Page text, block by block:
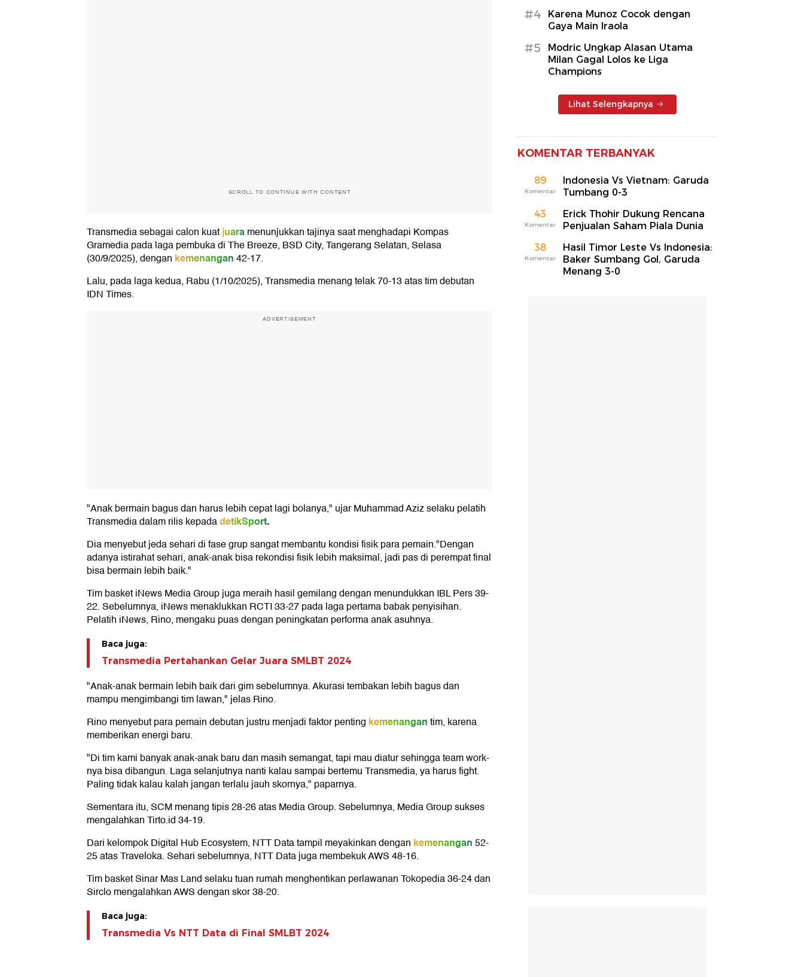
SCROLL TO CONTINUE WITH CONTENT
Transmedia sebagai calon kuatjuaramenunjukkan tajinya saat menghadapi Kompas
Gramedia pada laga pembuka di The Breeze, BSD City, Tangerang Selatan, Selasa
(30/9/2025), dengan kemenangan42-17.
Lalu, pada laga kedua, Rabu (1/10/2025), Transmedia menang telak 70-13 atas tim debutan
IDN Times.
ADVERTISEMENT
"Anak bermain bagus dan harus lebih cepat lagi bolanya," ujar Muhammad Aziz selaku pelatih
Transmedia dalam rilis kepadadetikSport.
Dia menyebut jeda sehari di fase grup sangat membantu kondisi fisik para pemain."Dengan
adanya istirahat sehari, anak-anak bisa rekondisi fisik lebih maksimal, jadi pas di perempat final
bisa bermain lebih baik."
Tim basket iNews Media Group juga meraih hasil gemilang dengan menundukkan IBL Pers 39-
22. Sebelumnya, iNews menaklukkan RCTI 33-27 pada laga pertama babak penyisihan.
Pelatih iNews, Rino, mengaku puas dengan peningkatan performa anak asuhnya.
Baca juga:
Transmedia Pertahankan Gelar Juara SMLBT 2024
"Anak-anak bermain lebih baik dari gim sebelumnya. Akurasi tembakan lebih bagus dan
mampu mengimbangi tim lawan," jelas Rino.
Rino menyebut para pemain debutan justru menjadi faktor penting kemenangantim, karena
memberikan energi baru.
"Di tim kami banyak anak-anak baru dan masih semangat, tapi mau diatur sehingga team work-
nya bisa dibangun. Laga selanjutnya nanti kalau sampai bertemu Transmedia, ya harus fight.
Paling tidak kalau kalah jangan terlalu jauh skornya," paparnya.
Sementara itu, SCM menang tipis 28-26 atas Media Group. Sebelumnya, Media Group sukses
mengalahkan Tirto.id 34-19.
Dari kelompok Digital Hub Ecosystem, NTT Data tampil meyakinkan dengan kemenangan52-
25 atas Traveloka. Sehari sebelumnya, NTT Data juga membekuk AWS 48-16.
Tim basket Sinar Mas Land selaku tuan rumah menghentikan perlawanan Tokopedia 36-24 dan
Sirclo mengalahkan AWS dengan skor 38-20.
Baca juga:
Transmedia Vs NTT Data di Final SMLBT 2024
#4
Karena Munoz Cocok dengan
Gaya Main Iraola
#5
Modric Ungkap Alasan Utama
Milan Gagal Lolos ke Liga
Champions
Lihat Selengkapnya
KOMENTAR TERBANYAK
89
Komentar
Indonesia Vs Vietnam: Garuda
Tumbang 0-3
43
Komentar
Erick Thohir Dukung Rencana
Penjualan Saham Piala Dunia
38
Komentar
Hasil Timor Leste Vs Indonesia:
Baker Sumbang Gol, Garuda
Menang 3-0